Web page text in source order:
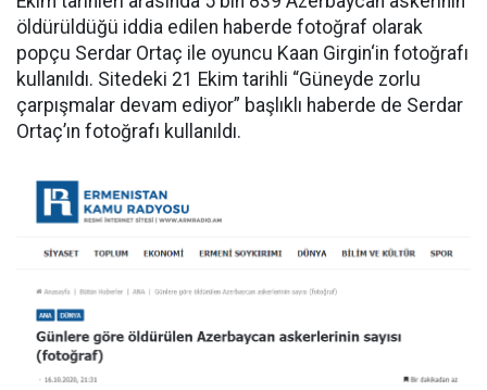
öldürüldüğü iddia edilen haberde fotoğraf olarak
popçu Serdar Ortaç ile oyuncu Kaan Girgin‘in fotoğrafı
kullanıldı. Sitedeki 21 Ekim tarihli “Güneyde zorlu
çarpışmalar devam ediyor” başlıklı haberde de Serdar
Ortaç’ın fotoğrafı kullanıldı.